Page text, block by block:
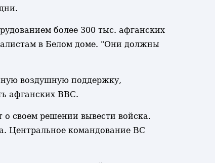
более 300 тыс. афганских
в Белом доме. "Они должны
воздушную поддержку,
афганских ВВС.
своем решении вывести войска.
Центральное командование ВС